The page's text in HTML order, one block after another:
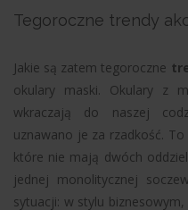
Tegoroczne trendy
Jakie są zatem tegoroczne
okulary maski. Okulary z
wkraczają do naszej
uznawano je za rzadkość.
które nie mają dwóch
jednej monolitycznej
sytuacji: w stylu